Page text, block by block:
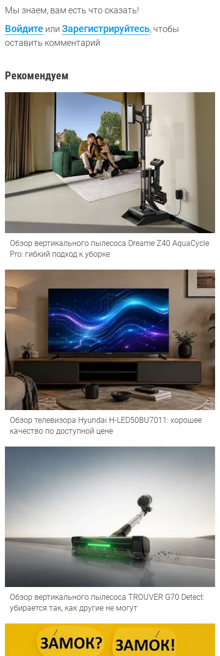
Мы знаем, вам есть что сказать!
Войдите или Зарегистрируйтесь, чтобы
оставить комментарий
Рекомендуем
Обзор вертикального пылесоса Dreame Z40 AquaCycle
Pro: гибкий подход к уборке
Обзор телевизора Hyundai H-LED50BU7011: хорошее
качество по доступной цене
Обзор вертикального пылесоса TROUVER G70 Detect:
убирается так, как другие не могут